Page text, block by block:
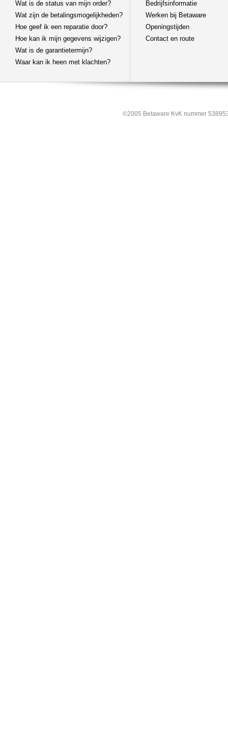
Wat is de status van mijn order?
Wat zijn de betalingsmogelijkheden?
Hoe geef ik een reparatie door?
Hoe kan ik mijn gegevens wijzigen?
Wat is de garantietermijn?
Waar kan ik heen met klachten?
Bedrijfsinformatie
Werken bij Betaware
Openingstijden
Contact en route
©2005 Betaware KvK nummer